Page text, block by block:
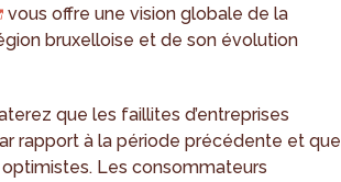
vous offre une vision globale de la
bruxelloise et de son évolution
que les faillites d’entreprises
rapport à la période précédente et que
Les consommateurs